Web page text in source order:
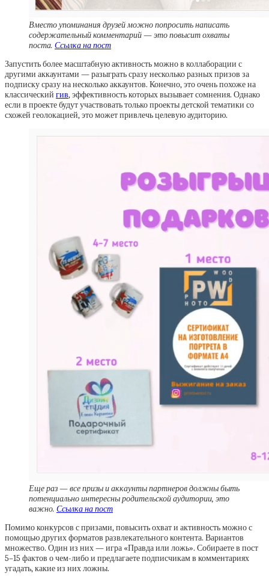
Вместо упоминания друзей можно попросить написать
содержательный комментарий — это повысит охваты
поста. Ссылка на пост
Запустить более масштабную активность можно в коллаборации с
другими аккаунтами — разыграть сразу несколько разных призов за
подписку сразу на несколько аккаунтов. Конечно, это очень похоже на
классический гив, эффективность которых вызывает сомнения. Однако
если в проекте будут участвовать только проекты детской тематики со
схожей геолокацией, это может привлечь целевую аудиторию.
Еще раз — все призы и аккаунты партнеров должны быть
потенциально интересны родительской аудитории, это
важно. Ссылка на пост
Помимо конкурсов с призами, повысить охват и активность можно с
помощью других форматов развлекательного контента. Вариантов
множество. Один из них — игра «Правда или ложь». Собираете в пост
5–15 фактов о чем-либо и предлагаете подписчикам в комментариях
угадать, какие из них ложны.